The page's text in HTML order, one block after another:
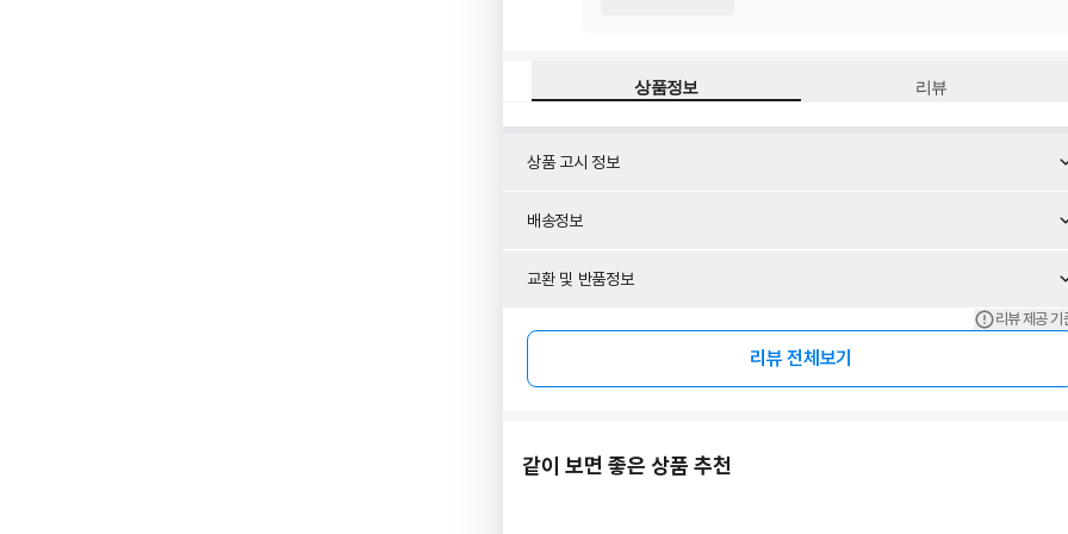
상품정보 리뷰
상품 고시 정보
배송정보
교환 및 반품정보
리뷰 제공 기
리뷰 전체보기
같이 보면 좋은 상품 추천